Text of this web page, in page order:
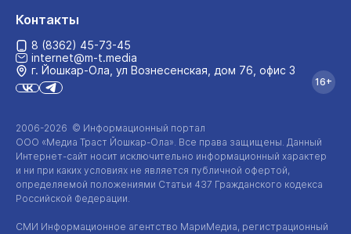
2006-2026 © Информационный портал
ООО «Медиа Траст Йошкар-Ола». Все права защищены. Данный
Интернет-сайт носит исключительно информационный характер
и ни при каких условиях не является публичной офертой,
определяемой положениями Статьи 437 Гражданского кодекса
Российской Федерации.
СМИ Информационное агентство МариМедиа, регистрационный
Контакты
8 (8362) 45-73-45
internet@m-t.media
г. Йошкар‑Ола, ул Вознесенская, дом 76, офис 3
16+